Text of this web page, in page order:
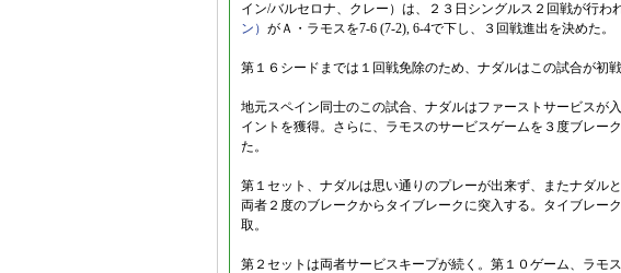
イン/バルセロナ、クレー）は、２３日シングルス２回戦が行わ
ン） がＡ・ラモスを7-6 (7-2), 6-4で下し、３回戦進出を決めた。
第１６シードまでは１回戦免除のため、ナダルはこの試合が初戦
地元スペイン同士のこの試合、ナダルはファーストサービスが
イントを獲得。さらに、ラモスのサービスゲームを３度ブレー
た。
第１セット、ナダルは思い通りのプレーが出来ず、またナダル
両者２度のブレークからタイブレークに突入する。タイブレー
取。
第２セットは両者サービスキープが続く。第１０ゲーム、ラモ